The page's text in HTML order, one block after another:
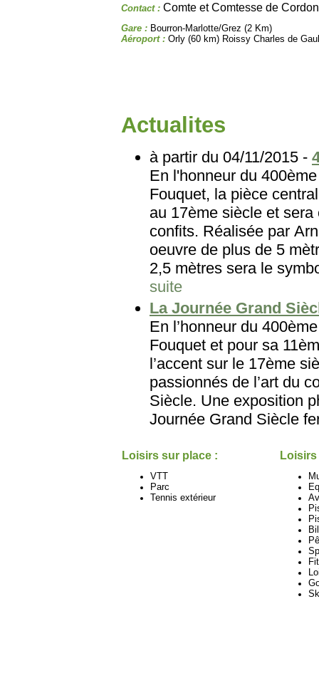
Contact : Comte et Comtesse de Cordon
Gare : Bourron-Marlotte/Grez (2 Km)
Aéroport : Orly (60 km) Roissy Charles de
Actualites
à partir du 04/11/2015 -
En l'honneur du
Fouquet, la pièce
au 17ème siècle et
confits. Réalisée par
oeuvre de plus de 5
2,5 mètres sera le
suite
La Journée Grand
En l’honneur du
Fouquet et pour sa
l’accent sur le 17ème
passionnés de l’art du
Siècle. Une exposition
Journée Grand Siècle
Loisirs sur place :
VTT
Parc
Tennis extérieur